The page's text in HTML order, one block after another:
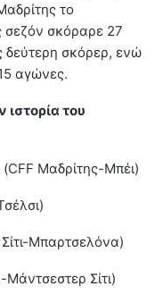
το
σεζόν σκόραρε 27
δεύτερη σκόρερ, ενώ
αγώνες.
ιστορία του
Μαδρίτης-Μπέι)
Μπαρτσελόνα)
Σίτι)